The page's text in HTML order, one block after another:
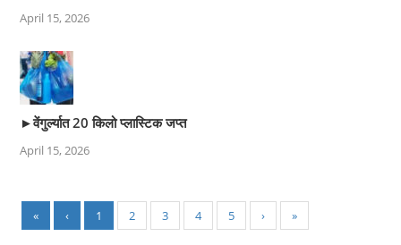
April 15, 2026
►वेंगुर्ल्यात 20 किलो प्लास्टिक जप्त
April 15, 2026
« ‹ 1 2 3 4 5 › »